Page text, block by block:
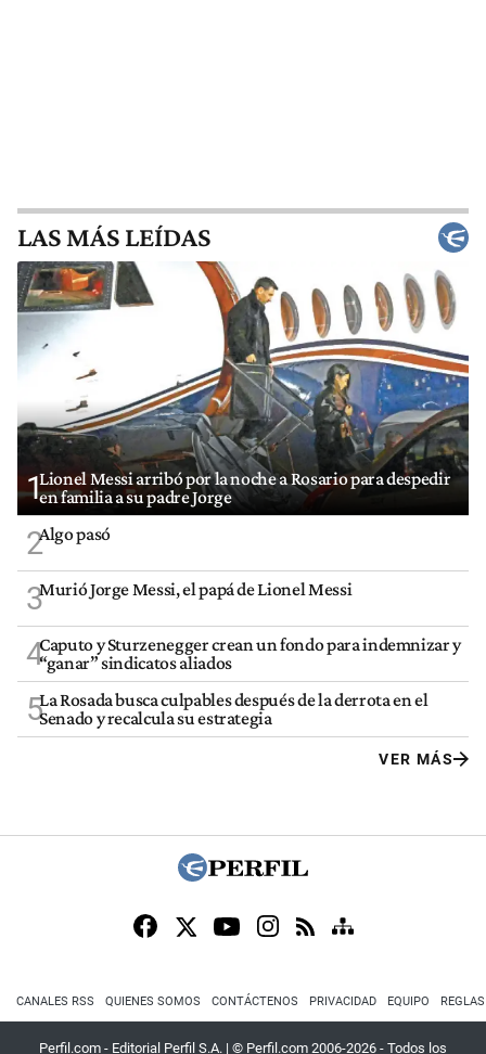
LAS MÁS LEÍDAS
1Lionel Messi arribó por la noche a Rosario para despedir
en familia a su padre Jorge
2Algo pasó
3Murió Jorge Messi, el papá de Lionel Messi
4Caputo y Sturzenegger crean un fondo para indemnizar y
“ganar” sindicatos aliados
5La Rosada busca culpables después de la derrota en el
Senado y recalcula su estrategia
VER MÁS
CANALES RSS QUIENES SOMOS CONTÁCTENOS PRIVACIDAD EQUIPO
Perfil.com - Editorial Perfil S.A. | © Perfil.com 2006-2026 - Todos los